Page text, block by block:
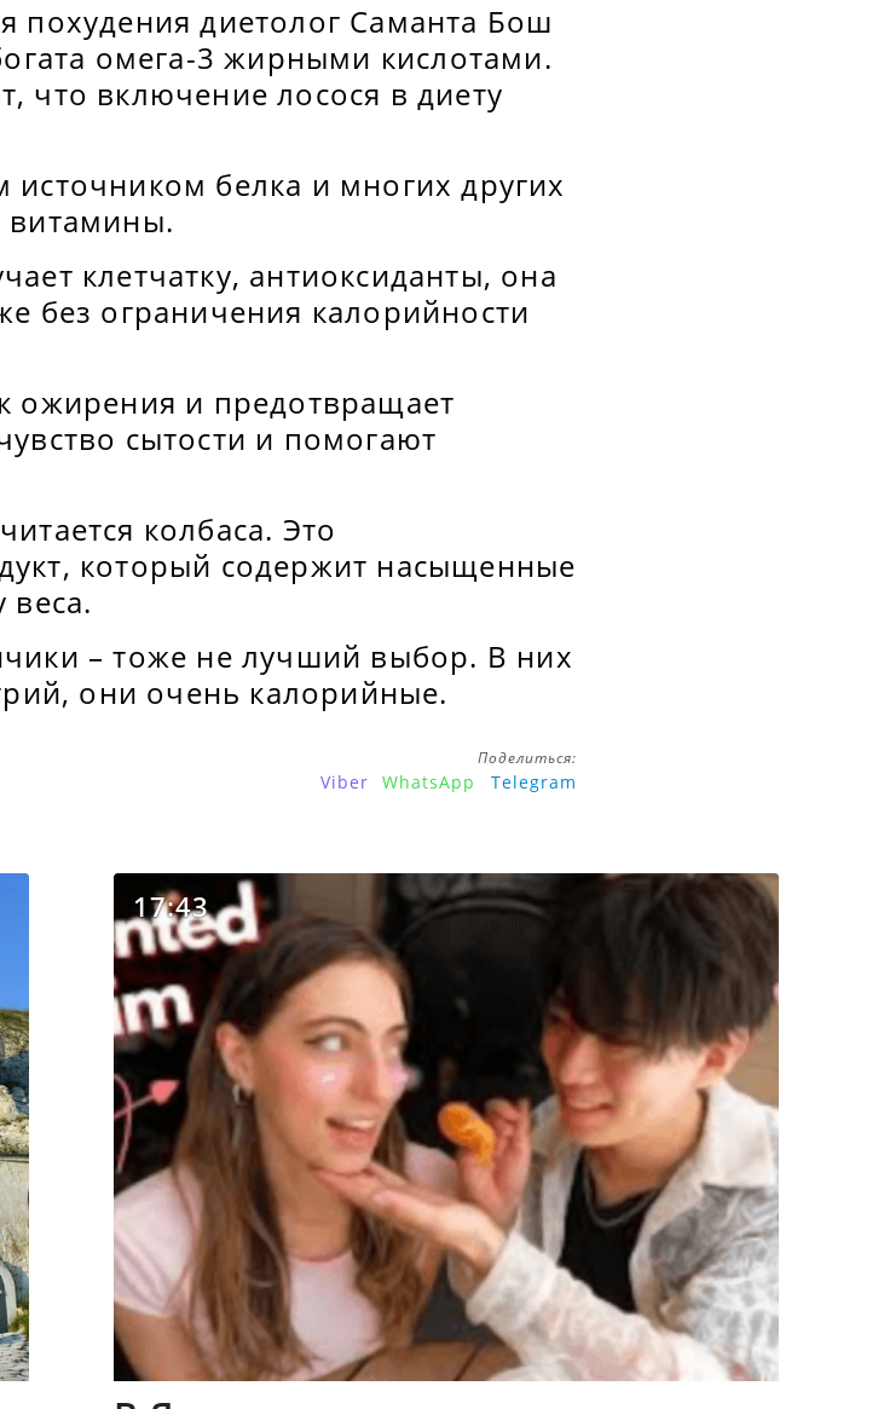
похудения диетолог Саманта Бош
омега-3 жирными кислотами.
что включение лосося в диету
белка и многих других
витамины.
клетчатку, антиоксиданты, она
без ограничения калорийности
ожирения и предотвращает
сытости и помогают
колбаса. Это
который содержит насыщенные
веса.
– тоже не лучший выбор. В них
они очень калорийные.
Поделиться:
Viber WhatsApp Telegram
17:43